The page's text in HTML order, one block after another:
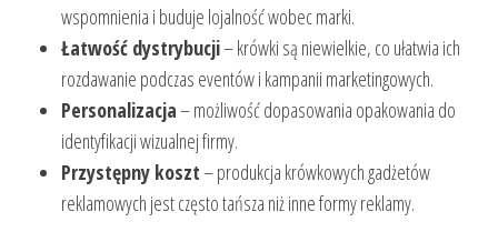
wspomnienia i buduje lojalność wobec marki.
Łatwość dystrybucji– krówki są niewielkie, co ułatwia ich
rozdawanie podczas eventów i kampanii marketingowych.
Personalizacja– możliwość dopasowania opakowania do
identyfikacji wizualnej firmy.
Przystępny koszt– produkcja krówkowych gadżetów
reklamowych jest często tańsza niż inne formy reklamy.